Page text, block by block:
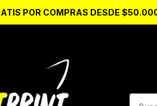
POR COMPRAS DESDE